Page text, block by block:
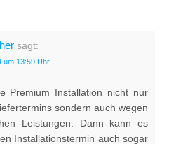
sagt:
um 13:59 Uhr
Premium Installation nicht nur
sondern auch wegen
Leistungen. Dann kann es
Installationstermin auch sogar